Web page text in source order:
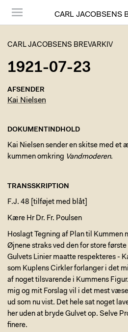
CARL JACOBSENS
CARL JACOBSENS BREVARKIV
1921-07-23
AFSENDER
Kai Nielsen
DOKUMENTINDHOLD
Kai Nielsen sender en skitse med et
kummen omkring Vandmoderen.
TRANSSKRIPTION
F.J. 48 [tilføjet med blåt]
Kære Hr Dr. Fr. Poulsen
Hoslagt Tegning af Plan til Kummen
Øjnene straks ved den for store
Gulvets Linier maatte respekteres -
som Kuplens Cirkler forlanger i det
af noget tilsvarende i Kummens
mig og mit Forslag vil i det mest
ud som nu vist. Det hele sat noget
her uden at bryde Gulvet op. Selve
finere.